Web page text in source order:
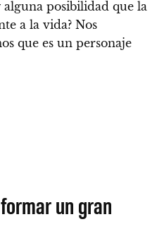
alguna posibilidad que la
a la vida? Nos
que es un personaje
un gran